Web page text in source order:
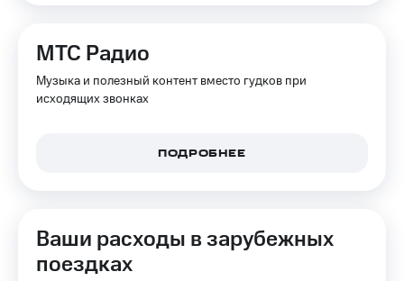
МТС Радио
Музыка и полезный контент вместо гудков при
исходящих звонках
ПОДРОБНЕЕ
Ваши расходы в зарубежных
поездках